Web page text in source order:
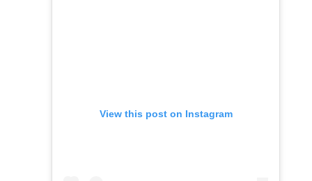
View this post on Instagram